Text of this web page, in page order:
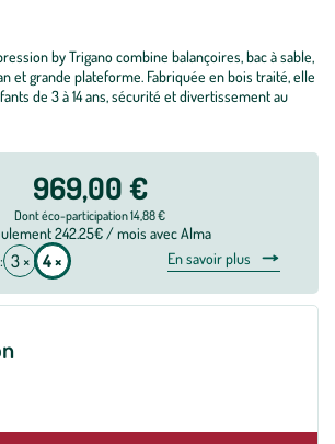
by Trigano combine balançoires, bac à sable,
et grande plateforme. Fabriquée en bois traité, elle
de 3 à 14 ans, sécurité et divertissement au
969,00 €
Dont éco-participation 14,88 €
242.25€ / mois avec Alma
3 × 4 × En savoir plus